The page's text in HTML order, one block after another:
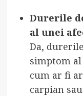
Durerile
al unei
Da,
simptom
cum ar fi
carpian